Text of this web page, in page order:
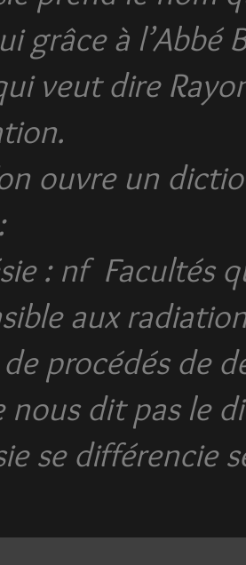
grâce à
veut dire
ouvre un
: nf Facultés
aux
procédés de
nous dit pas le
se différencie